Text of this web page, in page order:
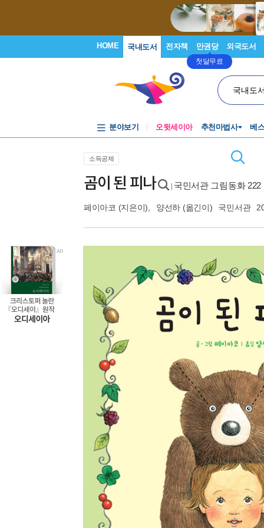
HOME 국내도서 전자책 만권당
첫달무료
외국도서
국내도
분야보기 오뒷세이아 추천마법사 베
소득공제
곰이 된 피나 국민서관 그림동화 222
페이아코 (지은이), 양선하 (옮긴이) 국민서관